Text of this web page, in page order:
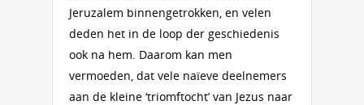
Jeruzalem binnengetrokken, en velen
deden het in de loop der geschiedenis
ook na hem. Daarom kan men
vermoeden, dat vele naïeve deelnemers
aan de kleine ‘triomftocht’ van Jezus naar